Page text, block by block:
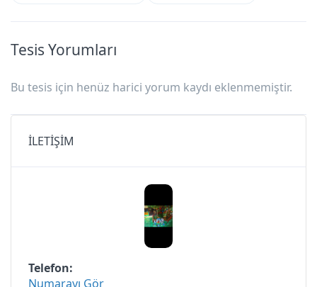
Tesis Yorumları
Bu tesis için henüz harici yorum kaydı eklenmemiştir.
İLETİŞİM
Telefon
Numarayı Gör